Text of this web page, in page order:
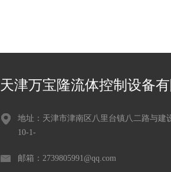
天津万宝隆流体控制设备
地址：天津市津南区八里台镇八二路与建
10-1-
邮箱：2739805991@qq.com